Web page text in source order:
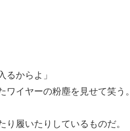
るからよ」
イヤーの粉塵を見せて笑う。
履いたりしているものだ。